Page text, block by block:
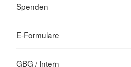
Spenden
E-Formulare
GBG / Intern